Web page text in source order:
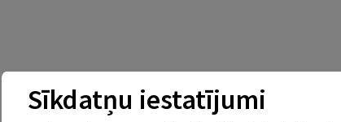
Sīkdatņu iestatījumi